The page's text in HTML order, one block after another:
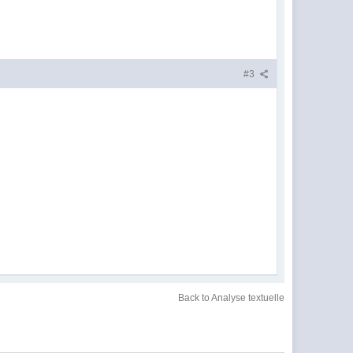
#3
Back to Analyse textuelle